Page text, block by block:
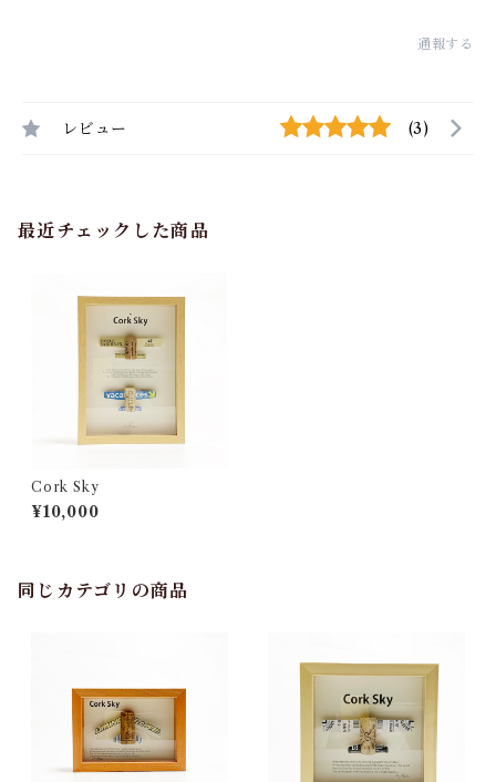
通報する
レビュー (3)
最近チェックした商品
Cork Sky
¥10,000
同じカテゴリの商品